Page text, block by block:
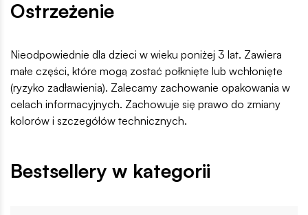
Ostrzeżenie
Nieodpowiednie dla dzieci w wieku poniżej 3 lat. Zawiera
małe części, które mogą zostać połknięte lub wchłonięte
(ryzyko zadławienia). Zalecamy zachowanie opakowania w
celach informacyjnych. Zachowuje się prawo do zmiany
kolorów i szczegółów technicznych.
Bestsellery w kategorii